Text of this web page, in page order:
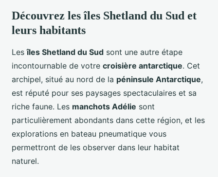
Découvrez les îles Shetland du Sud et
leurs habitants
Lesîles Shetland du Sud sont une autre étape
incontournable de votre croisière antarctique. Cet
archipel, situé au nord de la péninsule Antarctique,
est réputé pour ses paysages spectaculaires et sa
riche faune. Les manchots Adélie sont
particulièrement abondants dans cette région, et les
explorations en bateau pneumatique vous
permettront de les observer dans leur habitat
naturel.